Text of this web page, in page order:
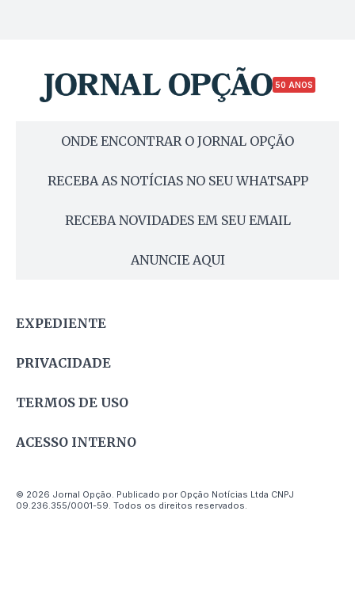
50 ANOS
ONDE ENCONTRAR O JORNAL OPÇÃO
RECEBA AS NOTÍCIAS NO SEU WHATSAPP
RECEBA NOVIDADES EM SEU EMAIL
ANUNCIE AQUI
EXPEDIENTE
PRIVACIDADE
TERMOS DE USO
ACESSO INTERNO
© 2026 Jornal Opção. Publicado por Opção Notícias Ltda CNPJ
09.236.355/0001-59. Todos os direitos reservados.